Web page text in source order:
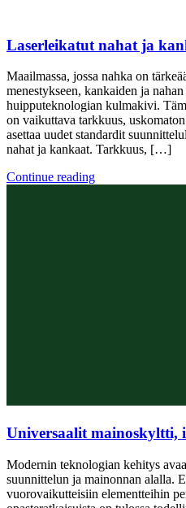
Laserleikatut nahat ja
Maailmassa, jossa nahka on
menestykseen, kankaiden ja
huipputeknologian kulmakivi.
on vaikuttava tarkkuus,
asettaa uudet standardit
nahat ja kankaat. Tarkkuus, […]
Continue reading
Universaalit mainoskyltti,
Modernin teknologian kehitys
suunnittelun ja mainonnan alalla.
vuorovaikutteisiin elementteihin